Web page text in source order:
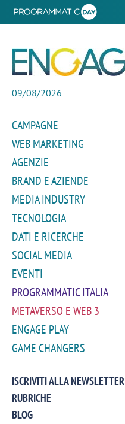
09/08/2026
CAMPAGNE
WEB MARKETING
AGENZIE
BRAND E AZIENDE
MEDIA INDUSTRY
TECNOLOGIA
DATI E RICERCHE
SOCIAL MEDIA
EVENTI
PROGRAMMATIC ITALIA
METAVERSO E WEB 3
ENGAGE PLAY
GAME CHANGERS
ISCRIVITI ALLA NEWSLETTER
RUBRICHE
BLOG